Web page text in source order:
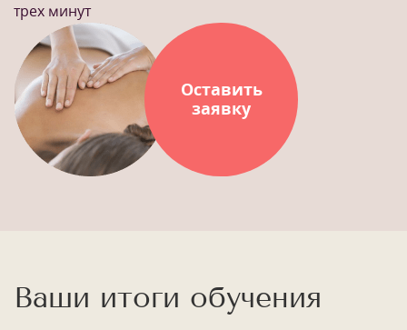
трех минут
Оставить
заявку
Ваши итоги обучения